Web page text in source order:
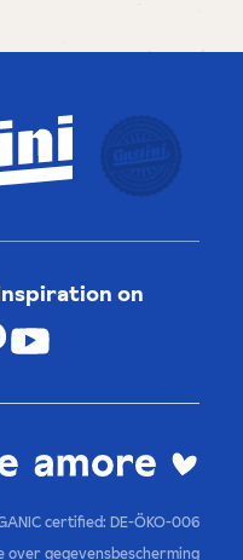
on
certified: DE-ÖKO-006
over gegevensbescherming